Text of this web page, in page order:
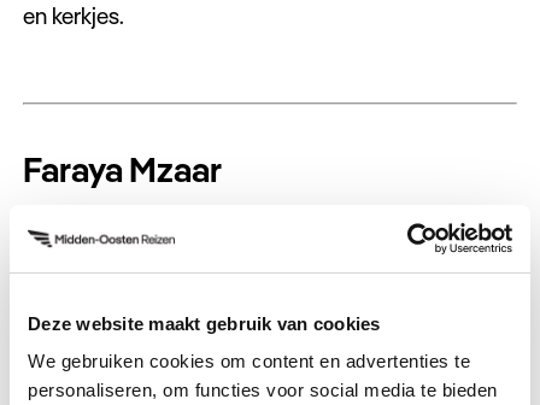
Deze website maakt gebruik van cookies
We gebruiken cookies om content en advertenties te
personaliseren, om functies voor social media te bieden
en kerkjes.
Faraya Mzaar
In het hart van het Libanon Gebergte ligt Faraya
Mzaar, het meest populaire skigebied met pistes
Slechts 1 uur rijden vanaf Beiroet
Ski seizoen van mid-december tot halverwege